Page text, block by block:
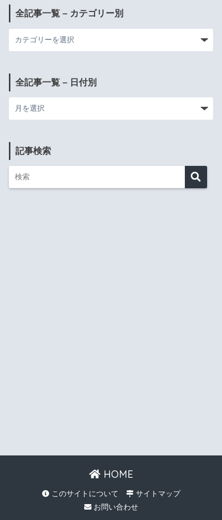
全記事一覧 – カテゴリー別
全記事一覧 – 日付別
記事検索
HOME
このサイトについて
サイトマップ
お問い合わせ